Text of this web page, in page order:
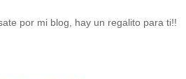
por mi blog, hay un regalito para ti!!